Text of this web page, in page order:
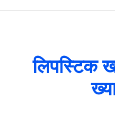
लिपस्टिक